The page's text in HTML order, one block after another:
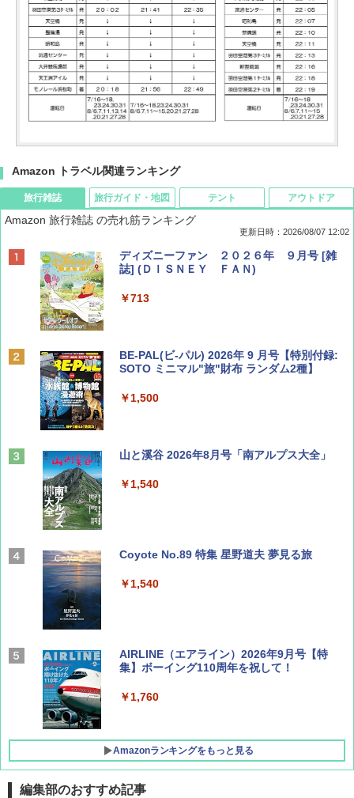
Amazon トラベル関連ランキング
旅行雑誌
Amazon 旅行雑誌 の売れ筋ランキング
更新日時：2026/08/07 12:02
ディズニーファン ２０２６年 ９月号 [雑
誌] (ＤＩＳＮＥＹ ＦＡＮ)
￥713
BE-PAL(ビ-パル) 2026年 9 月号【特別付録:
SOTO ミニマル"旅"財布 ランダム2種】
￥1,500
山と溪谷 2026年8月号「南アルプス大全」
￥1,540
Coyote No.89 特集 星野道夫 夢見る旅
￥1,540
AIRLINE（エアライン）2026年9月号【特
集】ボーイング110周年を祝して！
￥1,760
Amazonランキングをもっと見る
旅行ガイド・地図 テント アウトドア
編集部のおすすめ記事